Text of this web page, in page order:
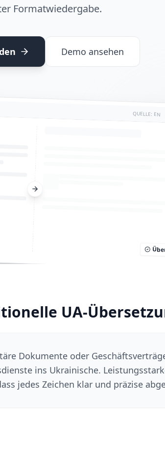
Formatwiedergabe.
Demo ansehen
QUELLE: EN
UA-
Dokumente oder
ins Ukrainische.
jedes Zeichen klar und präzise